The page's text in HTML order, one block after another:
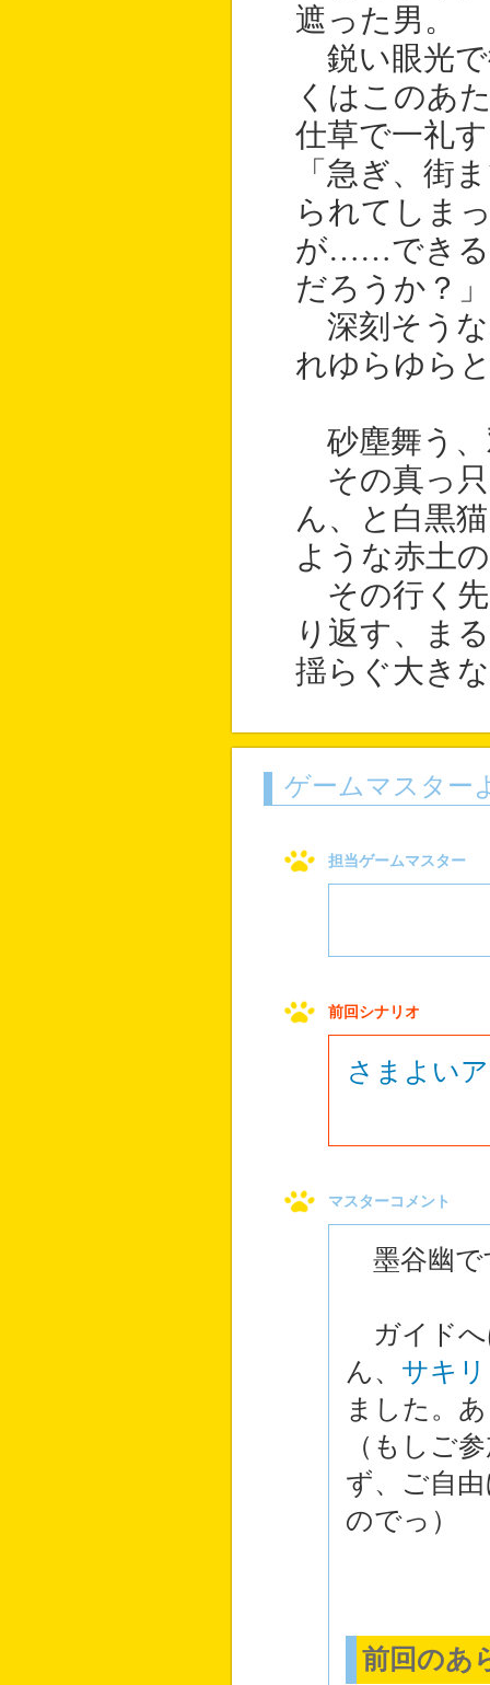
遮った男。
鋭い眼光
くはこのあ
仕草で一礼
「急ぎ、街
られてしま
が……できる
だろうか？」
深刻そうな
れゆらゆら
砂塵舞う、
その真っ只
ん、と白黒
ような赤土
その行く
り返す、ま
揺らぐ大き
ゲームマスター
担当ゲームマスター
前回シナリオ
さまよい
マスターコメント
墨谷幽で
ガイドへ
ん、 サキ
ました。
（もしご
ず、ご自
のでっ）
前回のあ